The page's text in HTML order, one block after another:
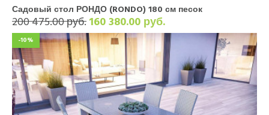
Садовый стол РОНДО (RONDO) 180 см песок
200 475.00 руб.160 380.00 руб.
-10%